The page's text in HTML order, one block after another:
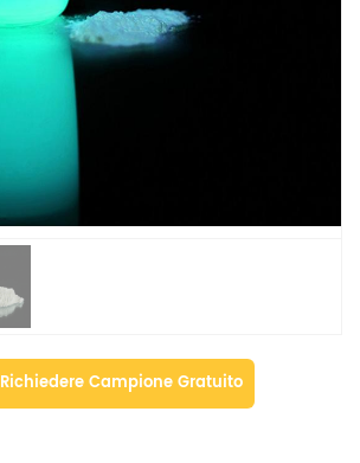
Richiedere Campione Gratuito